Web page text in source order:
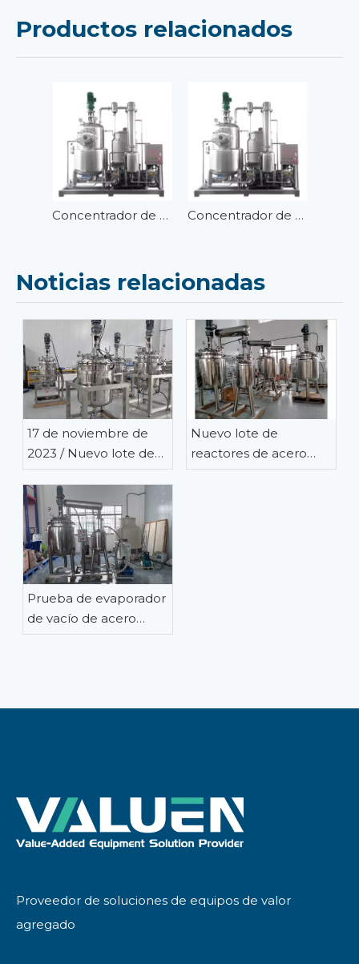
Productos relacionados
Concentrador de vacío con tanque de acero inoxidable de 200 litros Concentrador de vacío con tanque de acero inoxidable 300L
Noticias relacionadas
17 de noviembre de
2023 / Nuevo lote de
tanque de acero
inoxidable con doble
camisa de 200 litros
con dispositivo de
calentamiento
eléctrico incorporado
Nuevo lote de
reactores de acero
inoxidable con gato de
Prueba de evaporador
de vacío de acero
inoxidable de 500 L
Proveedor de soluciones de equipos de valor
agregado